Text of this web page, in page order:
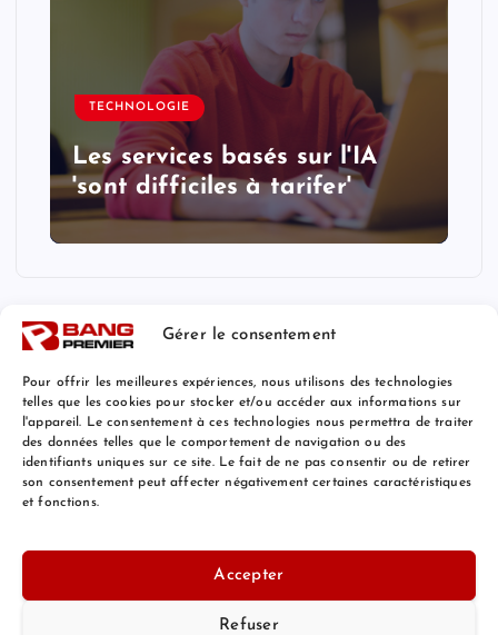
Gérer le consentement
Pour offrir les meilleures expériences, nous utilisons des technologies
telles que les cookies pour stocker et/ou accéder aux informations sur
l'appareil. Le consentement à ces technologies nous permettra de traiter
des données telles que le comportement de navigation ou des
identifiants uniques sur ce site. Le fait de ne pas consentir ou de retirer
son consentement peut affecter négativement certaines caractéristiques
et fonctions.
Accepter
Refuser
TECHNOLOGIE
Les services basés sur l'IA
'sont difficiles à tarifer'
Mentions Légales